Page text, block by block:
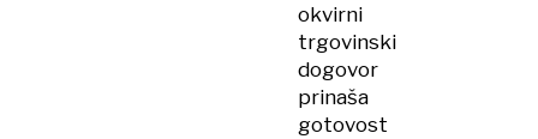
okvirni
trgovinski
dogovor
prinaša
gotovost